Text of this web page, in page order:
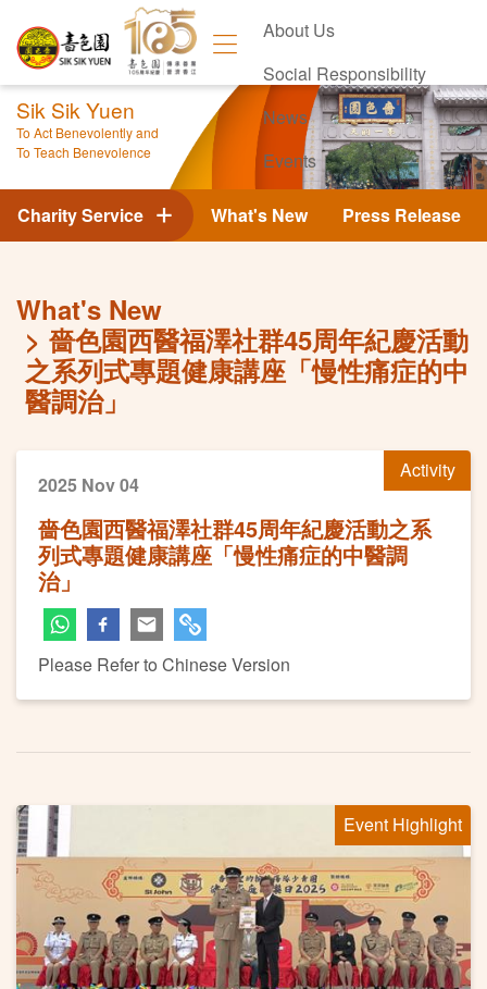
About Us
Social Responsibility
News
Events
Contact Us
Sik Sik Yuen
To Act Benevolently and
To Teach Benevolence
What's New Press Release
Charity Service
What's New
嗇色園西醫福澤社群45周年紀慶活動
之系列式專題健康講座「慢性痛症的中
醫調治」
Activity
2025 Nov 04
嗇色園西醫福澤社群45周年紀慶活動之系
列式專題健康講座「慢性痛症的中醫調
治」
Please Refer to Chinese Version
Event Highlight